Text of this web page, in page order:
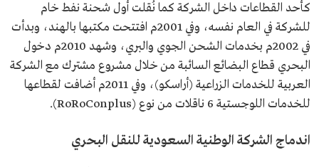
كأحد القطاعات داخل الشركة كما نُقلت أول شحنة نفط خام
للشركة في العام نفسه، وفي 2001م افتتحت مكتبها بالهند، وبدأت
في 2002م بخدمات الشحن الجوي والبري، وشهد 2010م دخول
البحري قطاع البضائع السائبة من خلال مشروع مشترك مع الشركة
العربية للخدمات الزراعية (أراسكو)، وفي 2011م أضافت لقطاعها
للخدمات اللوجستية 6 ناقلات من نوع (RoRoConplus).
اندماج الشركة الوطنية السعودية للنقل البحري